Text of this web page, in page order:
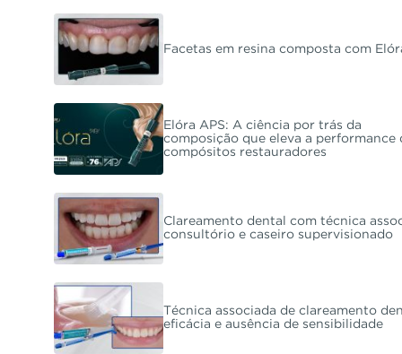
Facetas em resina composta com
Elóra APS: A ciência por trás da
composição que eleva a performance
compósitos restauradores
Clareamento dental com técnica
consultório e caseiro supervisionado
Técnica associada de clareamento
eficácia e ausência de sensibilidade